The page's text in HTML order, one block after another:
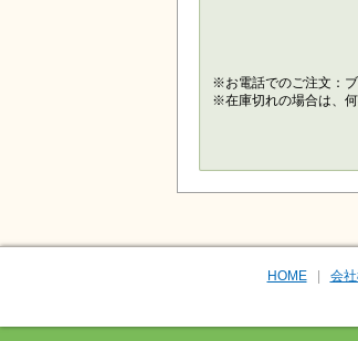
※お電話でのご注文：
※在庫切れの場合は、何
HOME 会